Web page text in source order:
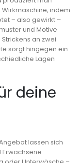
indem
– also gewirkt –
und Motive
an zwei
sorgt hingegen ein
Lagen
deine
lassen sich
Erwachsene